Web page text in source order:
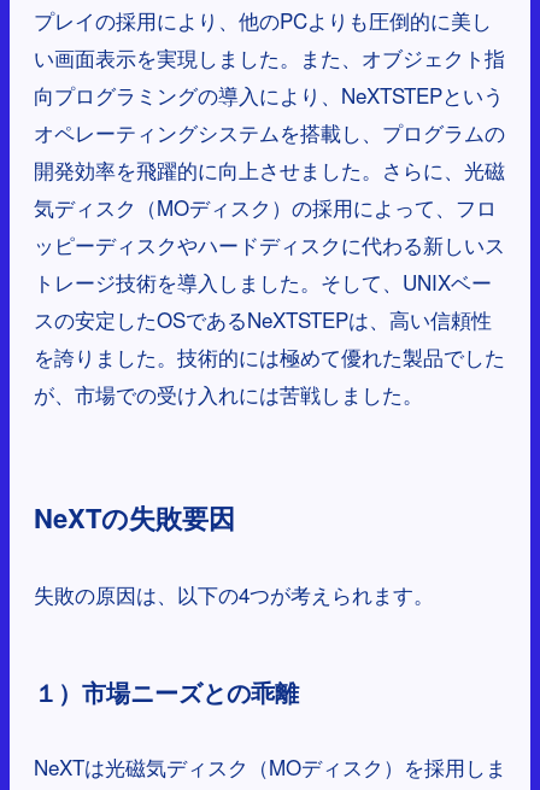
プレイの採用により、他のPCよりも圧倒的に美し
い画面表示を実現しました。また、オブジェクト指
向プログラミングの導入により、NeXTSTEPという
オペレーティングシステムを搭載し、プログラムの
開発効率を飛躍的に向上させました。さらに、光磁
気ディスク（MOディスク）の採用によって、フロ
ッピーディスクやハードディスクに代わる新しいス
トレージ技術を導入しました。そして、UNIXベー
スの安定したOSであるNeXTSTEPは、高い信頼性
を誇りました。技術的には極めて優れた製品でした
が、市場での受け入れには苦戦しました。
NeXTの失敗要因
失敗の原因は、以下の4つが考えられます。
１）市場ニーズとの乖離
NeXTは光磁気ディスク（MOディスク）を採用しま